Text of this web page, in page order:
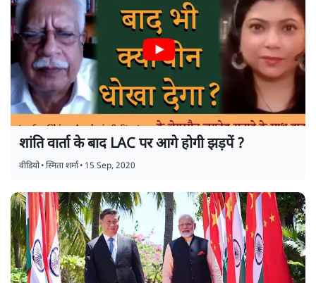
शांति वार्ता के बाद LAC पर आगे होगी झड़पें ?
वीडियो•स्मिता शर्मा• 15 Sep, 2020